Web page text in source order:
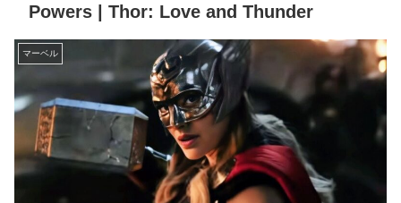
Powers | Thor: Love and Thunder
マーベル